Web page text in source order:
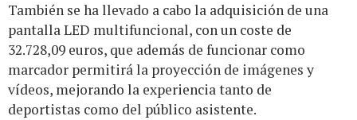
También se ha llevado a cabo la adquisición de una
pantalla LED multifuncional, con un coste de
32.728,09 euros, que además de funcionar como
marcador permitirá la proyección de imágenes y
vídeos, mejorando la experiencia tanto de
deportistas como del público asistente.